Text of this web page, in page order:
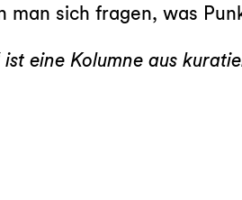
man sich fragen, was
eine Kolumne aus